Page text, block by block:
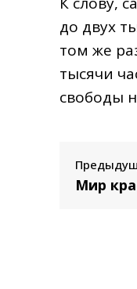
до двух
том же
тысячи
свободы
Мир